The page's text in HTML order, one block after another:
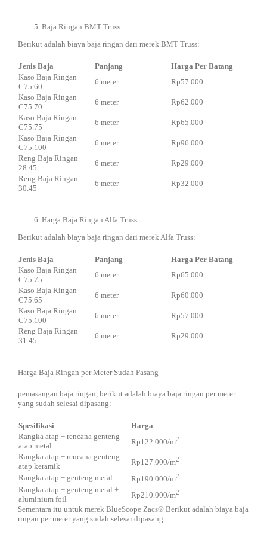
Baja Ringan BMT Truss
Berikut adalah biaya baja ringan dari merek BMT Truss:
Jenis Baja Panjang
Harga Per Batang
Kaso Baja Ringan
C75.60
6 meter
Rp57.000
Kaso Baja Ringan
C75.70
6 meter
Rp62.000
Kaso Baja Ringan
C75.75
6 meter
Rp65.000
Kaso Baja Ringan
C75.100
6 meter
Rp96.000
Reng Baja Ringan
28.45
6 meter
Rp29.000
Reng Baja Ringan
30.45
6 meter Rp32.000
Harga Baja Ringan Alfa Truss
Berikut adalah biaya baja ringan dari merek Alfa Truss:
Jenis Baja Panjang
Harga Per Batang
Kaso Baja Ringan
C75.75
6 meter
Rp65.000
Kaso Baja Ringan
C75.65
6 meter
Rp60.000
Kaso Baja Ringan
C75.100
6 meter
Rp57.000
Reng Baja Ringan
31.45
6 meter Rp29.000
Harga Baja Ringan per Meter Sudah Pasang
pemasangan baja ringan, berikut adalah biaya baja ringan per meter
yang sudah selesai dipasang:
Spesifikasi
Harga
Rangka atap + rencana genteng
atap metal
Rp122.000/m2
Rangka atap + rencana genteng
atap keramik
Rp127.000/m2
Rangka atap + genteng metal Rp190.000/m2
Rangka atap + genteng metal +
aluminium foil
Rp210.000/m2
Sementara itu untuk merek BlueScope Zacs® Berikut adalah biaya baja
ringan per meter yang sudah selesai dipasang: